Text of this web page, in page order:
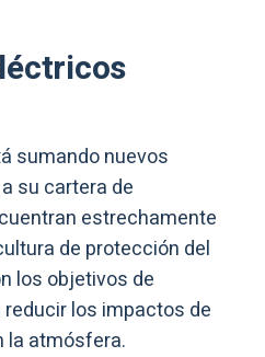
sumando nuevos
su cartera de
estrechamente
de protección del
los objetivos de
los impactos de
la atmósfera.